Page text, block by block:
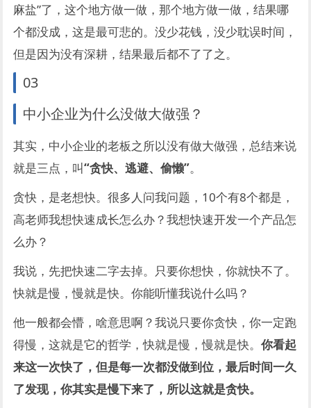
麻盐”了，这个地方做一做，那个地方做一做，结果哪
个都没成，这是最可悲的。没少花钱，没少耽误时间，
但是因为没有深耕，结果最后都不了了之。
03
中小企业为什么没做大做强？
其实，中小企业的老板之所以没有做大做强，总结来说
就是三点，叫“贪快、逃避、偷懒”。
贪快，是老想快。很多人问我问题，10个有8个都是，
高老师我想快速成长怎么办？我想快速开发一个产品怎
么办？
我说，先把快速二字去掉。只要你想快，你就快不了。
快就是慢，慢就是快。你能听懂我说什么吗？
他一般都会懵，啥意思啊？我说只要你贪快，你一定跑
得慢，这就是它的哲学，快就是慢，慢就是快。你看起
来这一次快了，但是每一次都没做到位，最后时间一久
了发现，你其实是慢下来了，所以这就是贪快。